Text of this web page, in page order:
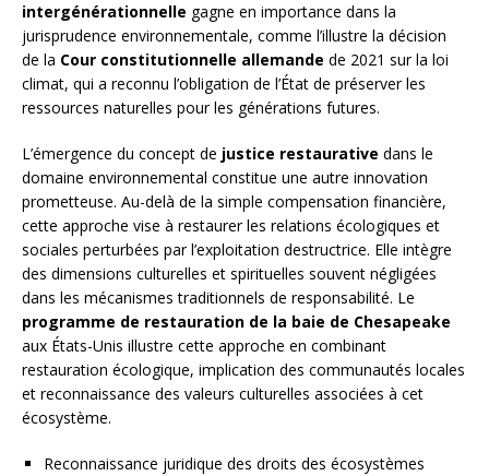
intergénérationnelle gagne en importance dans la
jurisprudence environnementale, comme l’illustre la décision
de la Cour constitutionnelle allemande de 2021 sur la loi
climat, qui a reconnu l’obligation de l’État de préserver les
ressources naturelles pour les générations futures.
L’émergence du concept de justice restaurative dans le
domaine environnemental constitue une autre innovation
prometteuse. Au-delà de la simple compensation financière,
cette approche vise à restaurer les relations écologiques et
sociales perturbées par l’exploitation destructrice. Elle intègre
des dimensions culturelles et spirituelles souvent négligées
dans les mécanismes traditionnels de responsabilité. Le
programme de restauration de la baie de Chesapeake
aux États-Unis illustre cette approche en combinant
restauration écologique, implication des communautés locales
et reconnaissance des valeurs culturelles associées à cet
écosystème.
Reconnaissance juridique des droits des écosystèmes